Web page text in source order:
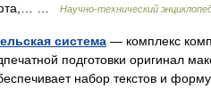
…
Научно-технический
система — комплекс
подготовки оригинал
набор текстов и